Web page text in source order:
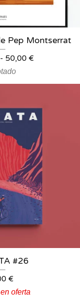
Pep Montserrat
- 50,00 €
#26
€
oferta